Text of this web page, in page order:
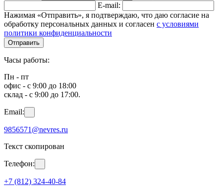
E-mail:
Нажимая «Отправить», я подтверждаю, что даю согласие на
обработку персональных данных и согласен с условиями
политики конфиденциальности
Отправить
Часы работы:
Пн - пт
офис - с 9:00 до 18:00
склад - с 9:00 до 17:00.
Email:
9856571@nevres.ru
Текст скопирован
Телефон:
+7 (812) 324-40-84